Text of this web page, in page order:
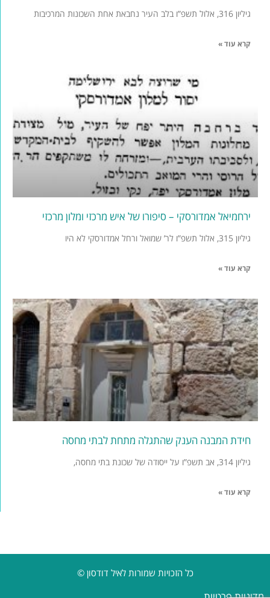
גיליון 316, אלול תשפ”ו בלב העיר נחבאת אחת השכונות המרכיבות
קרא עוד »
ירחמיאל אמדורסקי – סיפורו של איש מרכזי ומלון מרכזי
גיליון 315, אלול תשפ”ו לר’ שמואל ורחל אמדורסקי לא היו
קרא עוד »
חידת המבנה הענק שהתגלה מתחת לבתי מחסה
גיליון 314, אב תשפ”ו על ייסודה של שכונת בתי מחסה,
קרא עוד »
כל הזכויות שמורות לאיל דודסון ©